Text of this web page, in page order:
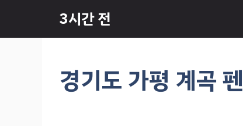
츠
3시간 전
경기도 가평 계곡